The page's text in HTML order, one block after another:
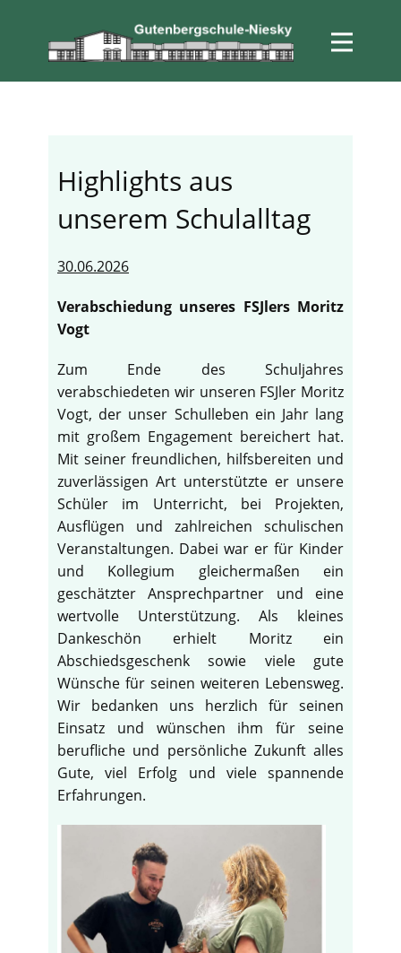
Highlights aus
unserem Schulalltag
30.06.2026
Verabschiedung unseres FSJlers Moritz
Vogt
Zum Ende des Schuljahres
verabschiedeten wir unseren FSJler Moritz
Vogt, der unser Schulleben ein Jahr lang
mit großem Engagement bereichert hat.
Mit seiner freundlichen, hilfsbereiten und
zuverlässigen Art unterstützte er unsere
Schüler im Unterricht, bei Projekten,
Ausflügen und zahlreichen schulischen
Veranstaltungen. Dabei war er für Kinder
und Kollegium gleichermaßen ein
geschätzter Ansprechpartner und eine
wertvolle Unterstützung. Als kleines
Dankeschön erhielt Moritz ein
Abschiedsgeschenk sowie viele gute
Wünsche für seinen weiteren Lebensweg.
Wir bedanken uns herzlich für seinen
Einsatz und wünschen ihm für seine
berufliche und persönliche Zukunft alles
Gute, viel Erfolg und viele spannende
Erfahrungen.